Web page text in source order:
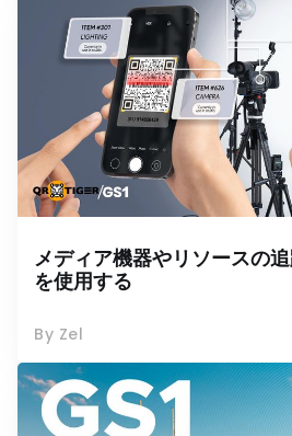
メディア機器やリソースの
を使用する
By Zel